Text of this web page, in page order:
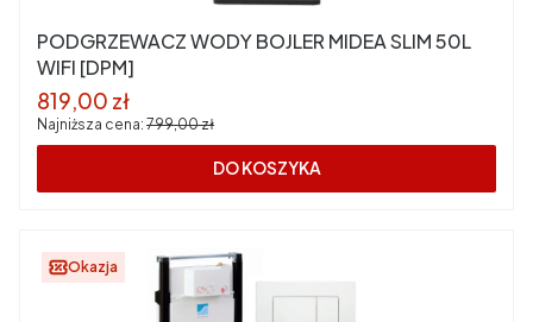
PODGRZEWACZ WODY BOJLER MIDEA SLIM 50L
WIFI [DPM]
Cena promocyjna
819,00 zł
Najniższa cena: 799,00 zł
DO KOSZYKA
Okazja